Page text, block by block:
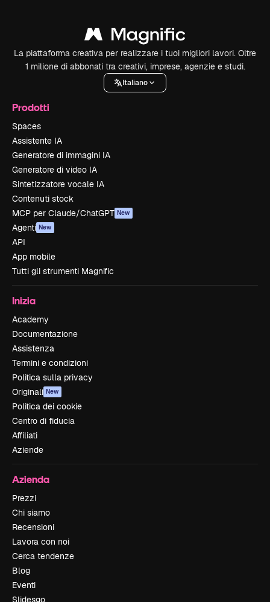
La piattaforma creativa per realizzare i tuoi migliori lavori. Oltre
1 milione di abbonati tra creativi, imprese, agenzie e studi.
Italiano
Prodotti
Spaces
Assistente IA
Generatore di immagini IA
Generatore di video IA
Sintetizzatore vocale IA
Contenuti stock
MCP per Claude/ChatGPT New
Agenti New
API
App mobile
Tutti gli strumenti Magnific
Inizia
Academy
Documentazione
Assistenza
Termini e condizioni
Politica sulla privacy
Originali New
Politica dei cookie
Centro di fiducia
Affiliati
Aziende
Azienda
Prezzi
Chi siamo
Recensioni
Lavora con noi
Cerca tendenze
Blog
Eventi
Slidesgo